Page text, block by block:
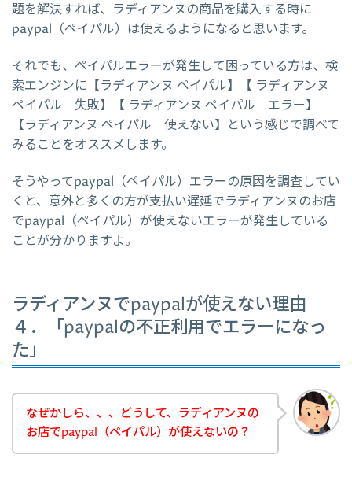
題を解決すれば、ラディアンヌの商品を購入する時に
paypal（ペイパル）は使えるようになると思います。
それでも、ペイパルエラーが発生して困っている方は、検
索エンジンに【ラディアンヌ ペイパル】【 ラディアンヌ
ペイパル 失敗】【 ラディアンヌ ペイパル エラー】
【ラディアンヌ ペイパル 使えない】という感じで調べて
みることをオススメします。
そうやってpaypal（ペイパル）エラーの原因を調査してい
くと、意外と多くの方が支払い遅延でラディアンヌのお店
でpaypal（ペイパル）が使えないエラーが発生している
ことが分かりますよ。
ラディアンヌでpaypalが使えない理由
４．「paypalの不正利用でエラーになっ
た」
なぜかしら、、、どうして、ラディアンヌの
お店でpaypal（ペイパル）が使えないの？